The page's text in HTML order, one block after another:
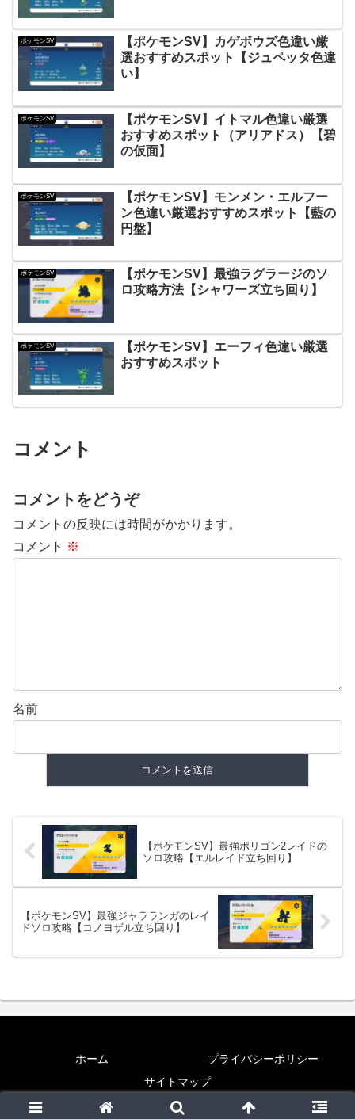
ポケモンSV
【ポケモンSV】カゲボウズ色違い厳
選おすすめスポット【ジュペッタ色違
い】
ポケモンSV
【ポケモンSV】イトマル色違い厳選
おすすめスポット（アリアドス）【碧
の仮面】
ポケモンSV
【ポケモンSV】モンメン・エルフー
ン色違い厳選おすすめスポット【藍の
円盤】
ポケモンSV
【ポケモンSV】最強ラグラージのソ
ロ攻略方法【シャワーズ立ち回り】
ポケモンSV
【ポケモンSV】エーフィ色違い厳選
おすすめスポット
コメント
コメントをどうぞ
コメントの反映には時間がかかります。
コメント ※
名前
【ポケモンSV】最強ポリゴン2レイドの
ソロ攻略【エルレイド立ち回り】
【ポケモンSV】最強ジャラランガのレイ
ドソロ攻略【コノヨザル立ち回り】
ホーム
プライバシーポリシー
サイトマップ
© 2019 転ばぬ先の本.